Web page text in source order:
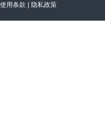
使用条款 | 隐私政策